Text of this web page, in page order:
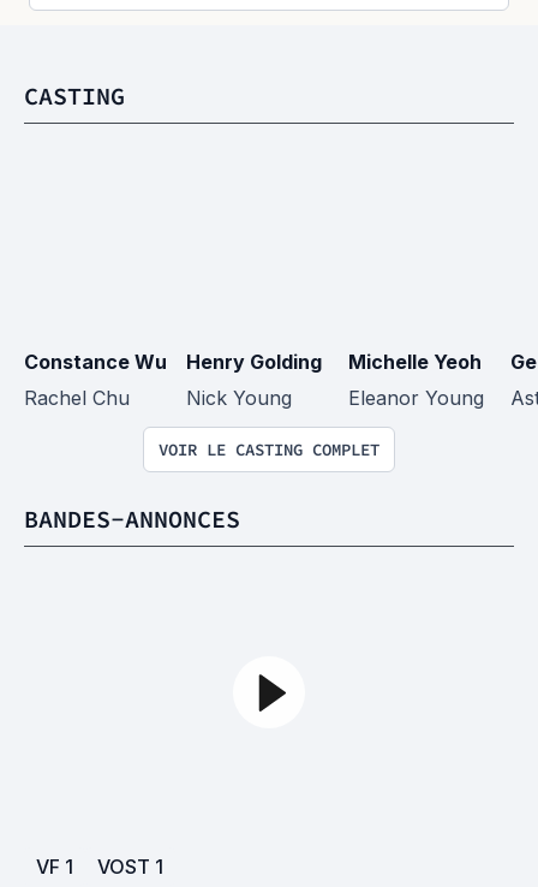
CASTING
Constance Wu
Rachel Chu
Henry Golding
Nick Young
Michelle Yeoh
Eleanor Young
VOIR LE CASTING COMPLET
BANDES-ANNONCES
VF 1 VOST 1